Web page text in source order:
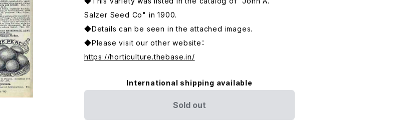
Salzer Seed Co" in 1900.
◆Details can be seen in the attached images.
◆Please visit our other website：
https://horticulture.thebase.in/
International shipping available
Sold out